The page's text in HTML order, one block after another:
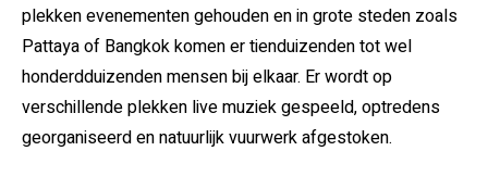
plekken evenementen gehouden en in grote steden zoals
Pattaya of Bangkok komen er tienduizenden tot wel
honderdduizenden mensen bij elkaar. Er wordt op
verschillende plekken live muziek gespeeld, optredens
georganiseerd en natuurlijk vuurwerk afgestoken.